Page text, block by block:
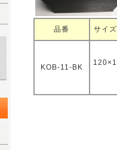
品番 サイ
KOB-11-BK